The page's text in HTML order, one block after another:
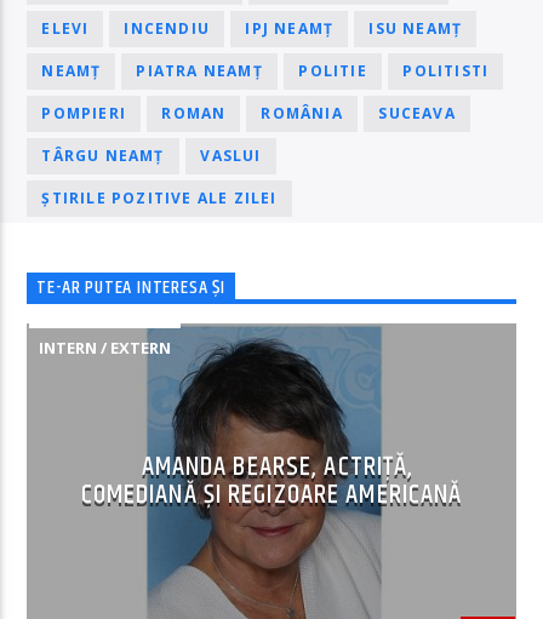
ELEVI INCENDIU IPJ NEAMȚ ISU NEAMȚ
NEAMȚ PIATRA NEAMȚ POLITIE POLITISTI
POMPIERI ROMAN ROMÂNIA SUCEAVA
TÂRGU NEAMȚ VASLUI
ȘTIRILE POZITIVE ALE ZILEI
TE-AR PUTEA INTERESA ȘI
INTERN / EXTERN
AMANDA BEARSE, ACTRIȚĂ,
COMEDIANĂ ȘI REGIZOARE AMERICANĂ